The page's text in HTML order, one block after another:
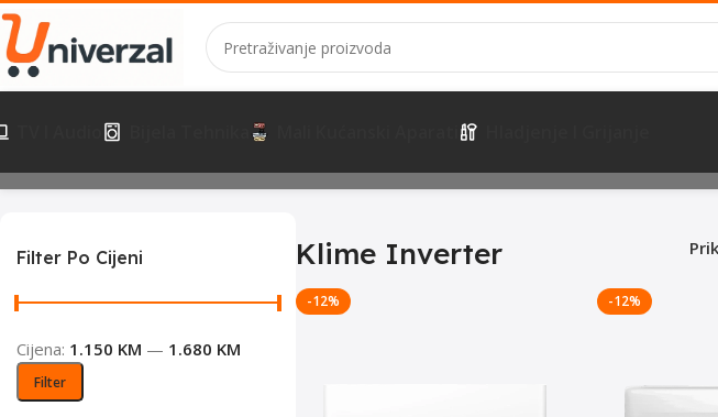
Početna Hladjenje i Grijanje Klime InverterPrikaz svih 4 rezultata
Filter Po Cijeni
Filter
Cijena: 1.150 KM — 1.680 KM
Klime Inverter
-12% -12%